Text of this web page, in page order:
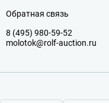
Обратная связь
8 (495) 980-59-52
molotok@rolf-auction.ru